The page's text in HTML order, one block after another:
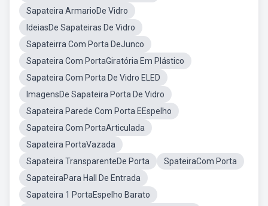
Sapateira ArmarioDe Vidro
IdeiasDe Sapateiras De Vidro
Sapateirra Com Porta DeJunco
Sapateira Com PortaGiratória Em Plástico
Sapateira Com Porta De Vidro ELED
ImagensDe Sapateira Porta De Vidro
Sapateira Parede Com Porta EEspelho
Sapateira Com PortaArticulada
Sapateira PortaVazada
Sapateira TransparenteDe Porta
SpateiraCom Porta
SapateiraPara Hall De Entrada
Sapateira 1 PortaEspelho Barato